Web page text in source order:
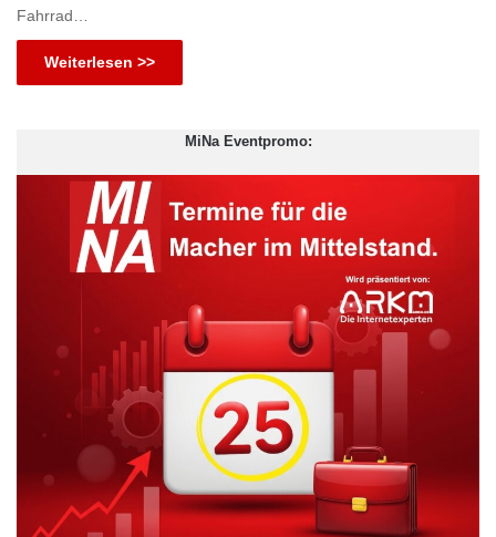
Fahrrad…
Weiterlesen >>
MiNa Eventpromo: